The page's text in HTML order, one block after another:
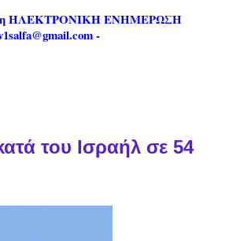
ΗΛΕΚΤΡΟΝΙΚΗ ΕΝΗΜΕΡΩΣΗ
-
του Ισραήλ σε 54